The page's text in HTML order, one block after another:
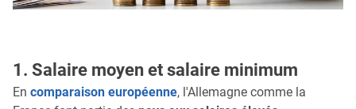
1. Salaire moyen et salaire minimum
En comparaison européenne, l'Allemagne comme la